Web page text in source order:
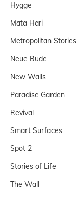
Spot 2
Revival
Hygge
Paradise Garden
Metropolitan Stories
New Walls
Neue Bude
Mata Hari
Stories of Life
Smart Surfaces
The Wall